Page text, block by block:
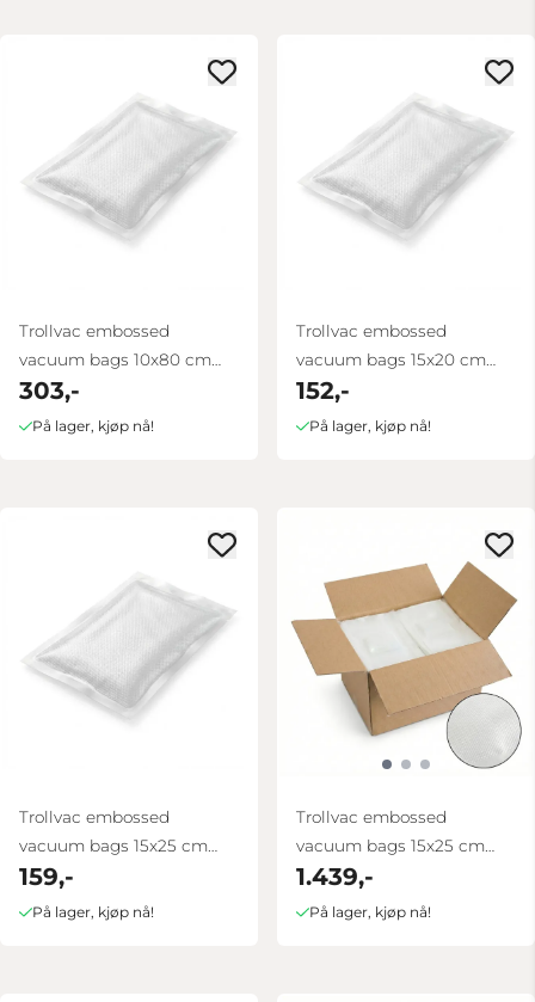
Trollvac embossed
vacuum bags 10x80 cm
100 pcs
303,-
På lager, kjøp nå!
Trollvac embossed
vacuum bags 15x20 cm
100 pcs
152,-
På lager, kjøp nå!
Trollvac embossed
vacuum bags 15x25 cm
100 pcs
159,-
På lager, kjøp nå!
Trollvac embossed
vacuum bags 15x25 cm
box 1000 pcs
1.439,-
På lager, kjøp nå!